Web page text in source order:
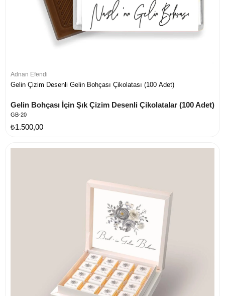
Adnan Efendi
Gelin Çizim Desenli Gelin Bohçası Çikolatası (100 Adet)
Gelin Bohçası İçin Şık Çizim Desenli Çikolatalar (100 Adet)
GB-20
₺1.500,00